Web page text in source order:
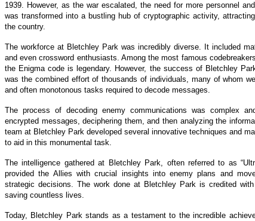
1939. However, as the war escalated, the need for more personnel
was transformed into a bustling hub of cryptographic activity,
the country.
The workforce at Bletchley Park was incredibly diverse. It included
and even crossword enthusiasts. Among the most famous
the Enigma code is legendary. However, the success of Bletchley
was the combined effort of thousands of individuals, many of whom
and often monotonous tasks required to decode messages.
The process of decoding enemy communications was complex
encrypted messages, deciphering them, and then analyzing the
team at Bletchley Park developed several innovative techniques and
to aid in this monumental task.
The intelligence gathered at Bletchley Park, often referred to as
provided the Allies with crucial insights into enemy plans and
strategic decisions. The work done at Bletchley Park is credited
saving countless lives.
Today, Bletchley Park stands as a testament to the incredible